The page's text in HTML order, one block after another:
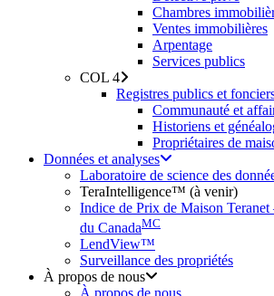
Chambres
Ventes immobilières
Arpentage
Services publics
COL 4
Registres publics et
Communauté et
Historiens et
Propriétaires de
Données et analyses
Laboratoire de science des
TeraIntelligence™ (à venir)
Indice de Prix de Maison
du CanadaMC
LendView™
Surveillance des propriétés
À propos de nous
À propos de nous